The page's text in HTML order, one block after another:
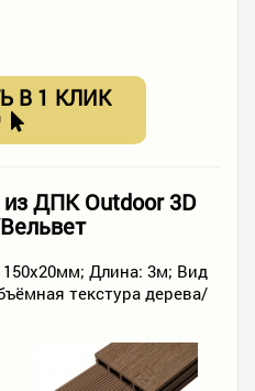
В 1 КЛИК
ДПК Outdoor 3D
Длина: 3м; Вид
текстура дерева/